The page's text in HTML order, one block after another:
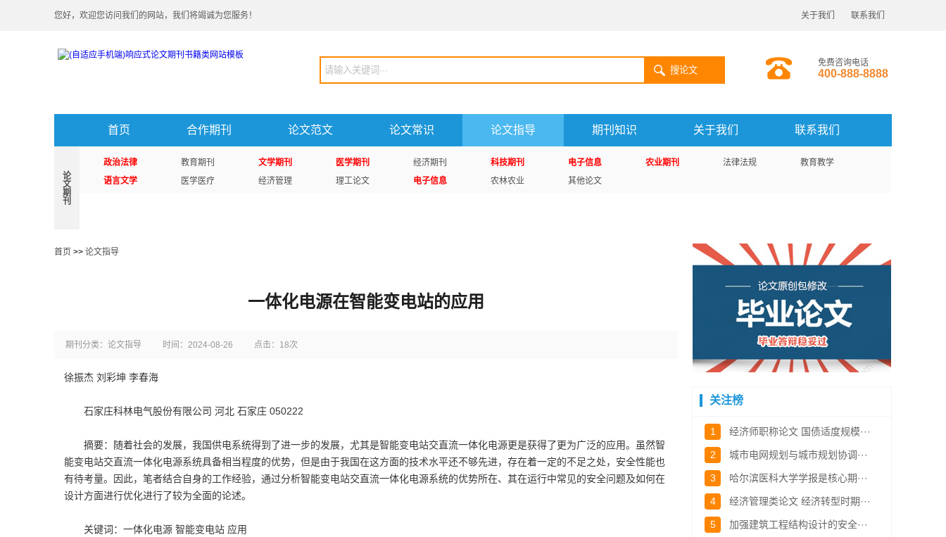
您好，欢迎您访问我们的网站，我们将竭诚为您服务！ 关于我们 联系我们
搜论文
免费咨询电话
400-888-8888
首页 合作期刊 论文范文 论文常识 论文指导 期刊知识 关于我们 联系我们
论
文
期
刊
政治法律 教育期刊 文学期刊 医学期刊 经济期刊 科技期刊 电子信息 农业期刊 法律法规
教育教学
语言文学
医学医疗 经济管理 理工论文 电子信息 农林农业 其他论文
首页 >> 论文指导
一体化电源在智能变电站的应用
期刊分类：论文指导 时间：2024-08-26 点击：18次
徐振杰 刘彩坤 李春海
石家庄科林电气股份有限公司 河北 石家庄 050222
摘要：随着社会的发展，我国供电系统得到了进一步的发展，尤其是智能变电站交直流一体化电源更是获得了更为广泛的应用。虽然智
能变电站交直流一体化电源系统具备相当程度的优势，但是由于我国在这方面的技术水平还不够先进，存在着一定的不足之处，安全性能也
有待考量。因此，笔者结合自身的工作经验，通过分析智能变电站交直流一体化电源系统的优势所在、其在运行中常见的安全问题及如何在
设计方面进行优化进行了较为全面的论述。
关键词：一体化电源 智能变电站 应用
关注榜
1 经济师职称论文 国债适度规模···
2 城市电网规划与城市规划协调···
3 哈尔滨医科大学学报是核心期···
4 经济管理类论文 经济转型时期···
5 加强建筑工程结构设计的安全···